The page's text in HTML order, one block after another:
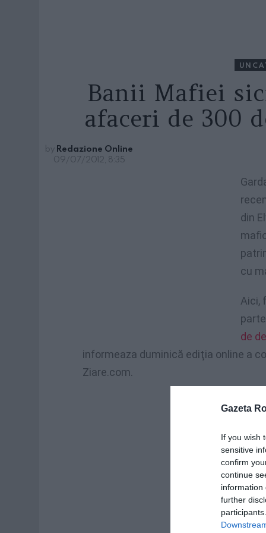
Gazeta
If you wish
sensitive
confirm
continue
information
further
Banii Mafiei
afaceri de 300
by Redazione Online
09/07/2012, 8:35
din
cu
Aici,
de
informeaza duminică ediţia online a
Ziare.com.